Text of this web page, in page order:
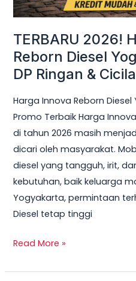
TERBARU 2026!
Reborn Diesel
DP Ringan &
Harga Innova Reborn
Promo Terbaik Harga
di tahun 2026 masih
dicari oleh masyarakat.
diesel yang tangguh, irit,
kebutuhan, baik keluarga
Yogyakarta, permintaan
Diesel tetap tinggi
DP
&
Cicilan
6
Read More »